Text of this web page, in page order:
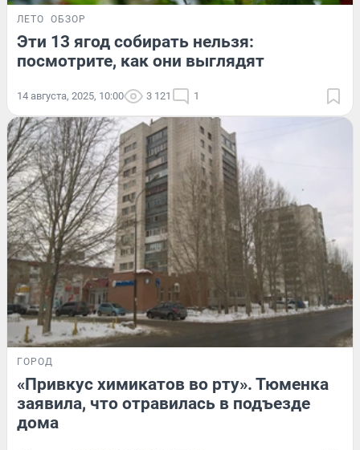
ЛЕТО ОБЗОР
Эти 13 ягод собирать нельзя:
посмотрите, как они выглядят
14 августа, 2025, 10:00 3 121 1
ГОРОД
«Привкус химикатов во рту». Тюменка
заявила, что отравилась в подъезде
дома